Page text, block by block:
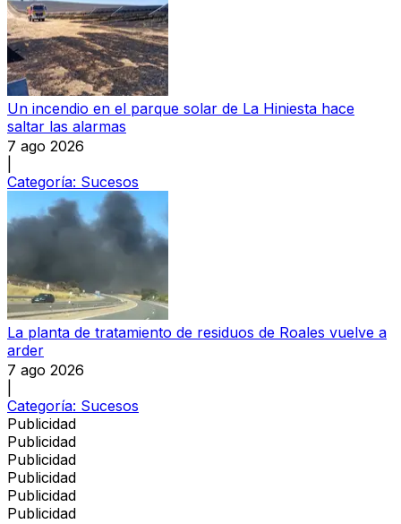
Un incendio en el parque solar de La Hiniesta hace
saltar las alarmas
7 ago 2026
Categoría: Sucesos
La planta de tratamiento de residuos de Roales vuelve a
arder
7 ago 2026
Categoría: Sucesos
Publicidad
Publicidad
Publicidad
Publicidad
Publicidad
Publicidad